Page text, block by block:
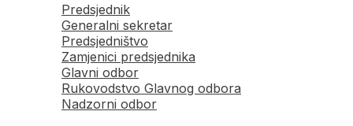
Predsjednik
Generalni sekretar
Predsjedništvo
Zamjenici predsjednika
Glavni odbor
Rukovodstvo Glavnog odbora
Nadzorni odbor